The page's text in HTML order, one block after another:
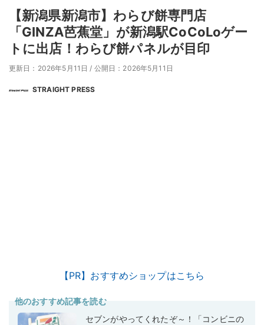
【新潟県新潟市】わらび餅専門店
「GINZA芭蕉堂」が新潟駅CoCoLoゲー
トに出店！わらび餅パネルが目印
更新日：2026年5月11日 / 公開日：2026年5月11日
STRAIGHT PRESS
【PR】おすすめショップはこちら
他のおすすめ記事を読む
セブンがやってくれたぞ～！「コンビニの